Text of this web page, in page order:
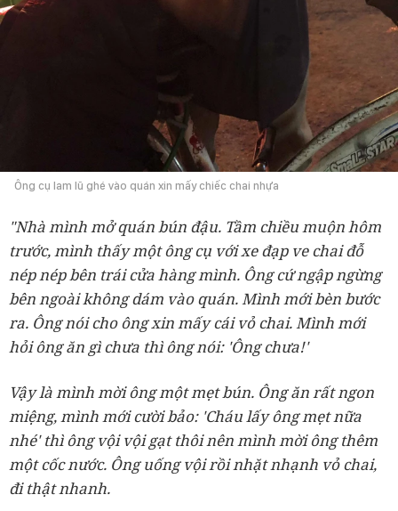
Ông cụ lam lũ ghé vào quán xin mấy chiếc chai nhựa
"Nhà mình mở quán bún đậu. Tầm chiều muộn hôm
trước, mình thấy một ông cụ với xe đạp ve chai đỗ
nép nép bên trái cửa hàng mình. Ông cứ ngập ngừng
bên ngoài không dám vào quán. Mình mới bèn bước
ra. Ông nói cho ông xin mấy cái vỏ chai. Mình mới
hỏi ông ăn gì chưa thì ông nói: 'Ông chưa!'
Vậy là mình mời ông một mẹt bún. Ông ăn rất ngon
miệng, mình mới cười bảo: 'Cháu lấy ông mẹt nữa
nhé' thì ông vội vội gạt thôi nên mình mời ông thêm
một cốc nước. Ông uống vội rồi nhặt nhạnh vỏ chai,
đi thật nhanh.